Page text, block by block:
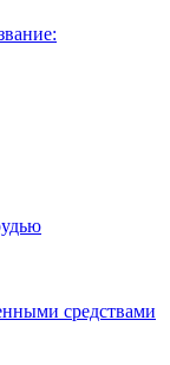
средствами